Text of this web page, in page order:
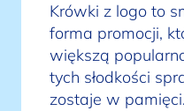
Krówki z logo to
forma promocji,
większą
tych słodkości
zostaje w